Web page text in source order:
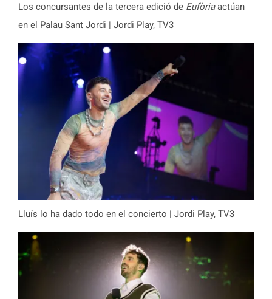
Los concursantes de la tercera edició de Eufòriaactúan
en el Palau Sant Jordi | Jordi Play, TV3
Lluís lo ha dado todo en el concierto | Jordi Play, TV3